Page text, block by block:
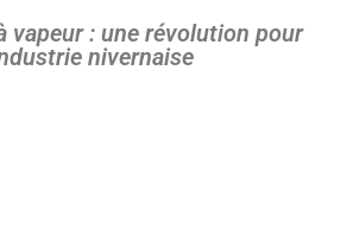
vapeur : une révolution pour
nivernaise